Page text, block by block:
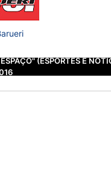
(ESPORTES E